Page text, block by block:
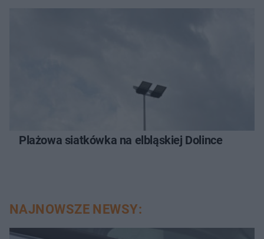
Plażowa siatkówka na elbląskiej Dolince
NAJNOWSZE NEWSY: